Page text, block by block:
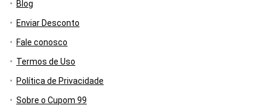
Blog
Enviar Desconto
Fale conosco
Termos de Uso
Política de Privacidade
Sobre o Cupom 99